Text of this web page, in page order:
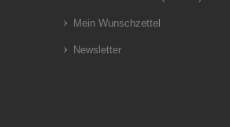
Mein Wunschzettel
Newsletter